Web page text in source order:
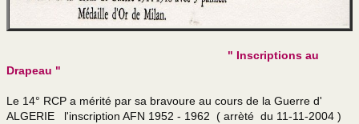
Poisson d’avril Noir 4
La CA à Bou Sfer
" Inscriptions au
Drapeau "
Le 14° RCP a mérité par sa bravoure au cours de la Guerre d'
ALGERIE l'inscription AFN 1952 - 1962 ( arrèté du 11-11-2004 )